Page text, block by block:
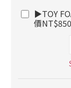
▶TOY
價